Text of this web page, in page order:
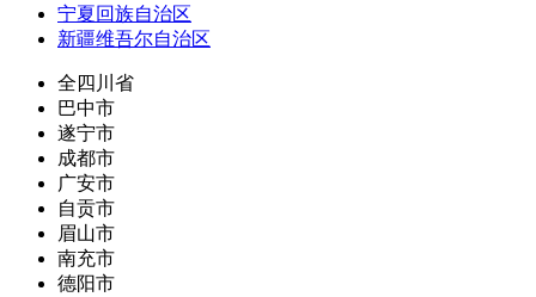
宁夏回族自治区
新疆维吾尔自治区
全四川省
巴中市
遂宁市
成都市
广安市
自贡市
眉山市
南充市
德阳市